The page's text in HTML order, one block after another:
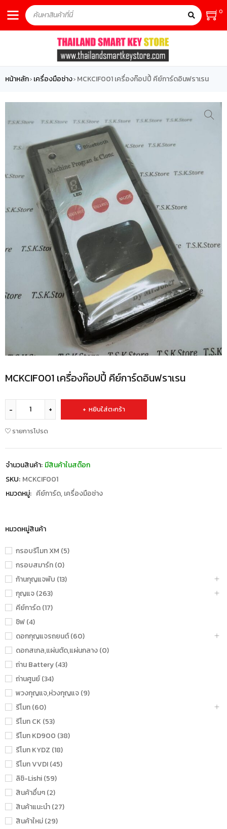
0
หน้าหลัก› เครื่องมือช่าง› MCKCIF001 เครื่องก๊อปปี้ คีย์การ์ดอินฟราเรน
หมวดหมู่สินค้า
กรอบรีโมท XM (5)
กรอบสมาร์ท (0)
ก้านกุญแจพับ (13)
กุญแจ (263)
คีย์การ์ด (17)
ชิฟ (4)
ดอกกุญแจรถยนต์ (60)
ดอกสเกล,แผ่นตัด,แผ่นกลาง (0)
ถ่าน Battery (43)
ถ่านศูนย์ (34)
พวงกุญแจ,ห่วงกุญแจ (9)
รีโมท (60)
รีโมท CK (53)
รีโมท KD900 (38)
รีโมท KYDZ (18)
รีโมท VVDI (45)
ลิชิ-Lishi (59)
สินค้าอื่นๆ (2)
สินค้าแนะนำ (27)
สินค้าใหม่ (29)
MCKCIF001 เครื่องก๊อปปี้ คีย์การ์ดอินฟราเรน
หยิบใส่ตะกร้า
รายการโปรด
จำนวนสินค้า: มีสินค้าในสต๊อก
SKU: MCKCIF001
หมวดหมู่: คีย์การ์ด,เครื่องมือช่าง